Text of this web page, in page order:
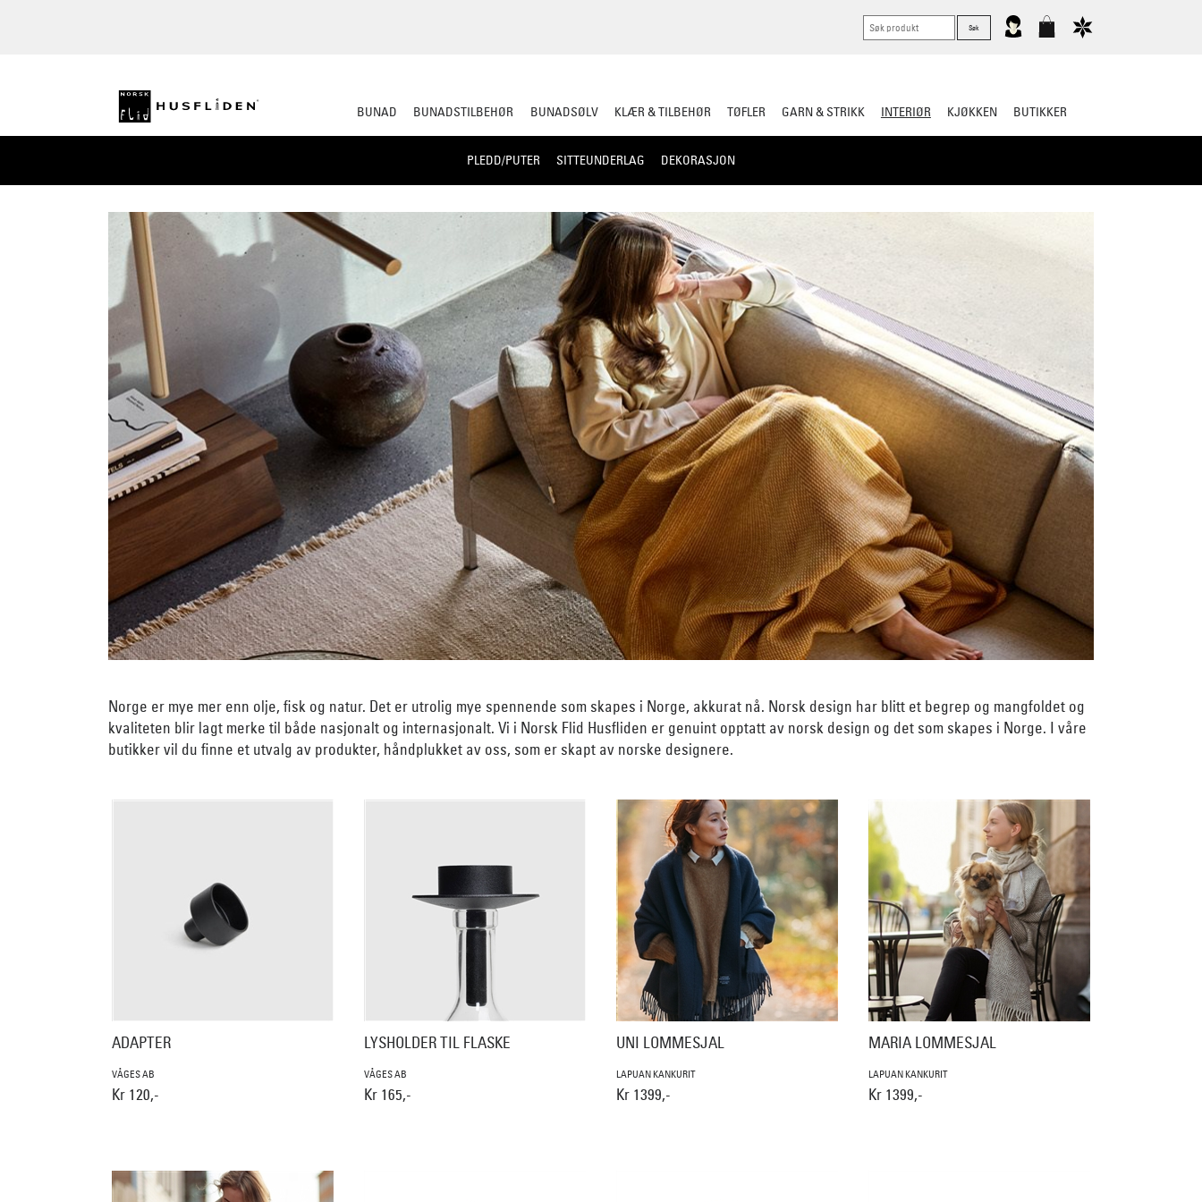
BUNAD BUNADSTILBEHØR BUNADSØLV KLÆR & TILBEHØR TØFLER GARN & STRIKK INTERIØR
PLEDD/PUTER SITTEUNDERLAG DEKORASJON
KJØKKEN BUTIKKER
Norge er mye mer enn olje, fisk og natur. Det er utrolig mye spennende som skapes i Norge, akkurat nå. Norsk design har blitt et begrep og mangfoldet og
kvaliteten blir lagt merke til både nasjonalt og internasjonalt. Vi i Norsk Flid Husfliden er genuint opptatt av norsk design og det som skapes i Norge. I våre
butikker vil du finne et utvalg av produkter, håndplukket av oss, som er skapt av norske designere.
ADAPTER
VÅGES AB
Kr 120,-
LYSHOLDER TIL FLASKE
VÅGES AB
Kr 165,-
UNI LOMMESJAL
LAPUAN KANKURIT
Kr 1399,-
MARIA LOMMESJAL
LAPUAN KANKURIT
Kr 1399,-